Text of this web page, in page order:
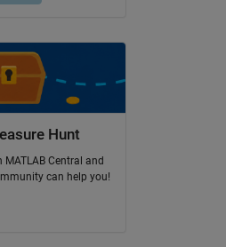
Hunt
MATLAB Central and
can help you!